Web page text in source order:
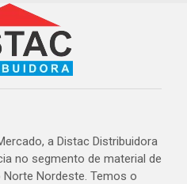
a Distac Distribuidora
no segmento de material de
Nordeste. Temos o